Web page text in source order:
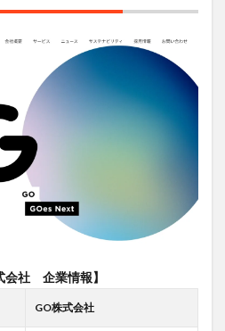
会社 企業情報】
GO株式会社